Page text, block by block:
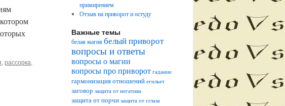
, рассорка,
примирением
Отзыв на приворот и остуду
Важные темы
белая магия белый приворот
вопросы и ответы
вопросы о магии
вопросы про приворот гадание
гармонизация отношений егильет
заговор защита от негатива
защита от порчи защита от сглаза